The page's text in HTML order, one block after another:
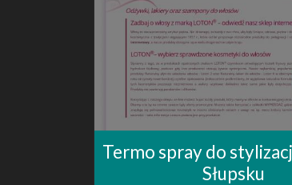
Termo spray do
Słupsku